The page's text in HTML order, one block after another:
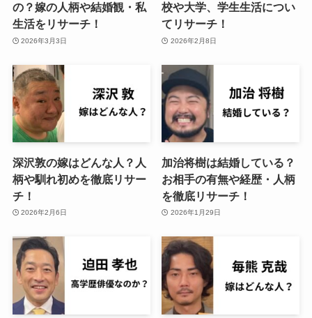
の？嫁の人柄や結婚観・私
生活をリサーチ！
2026年3月3日
校や大学、学生生活につい
てリサーチ！
2026年2月8日
深沢敦の嫁はどんな人？人
柄や馴れ初めを徹底リサー
チ！
2026年2月6日
加治将樹は結婚している？
お相手の有無や経歴・人柄
を徹底リサーチ！
2026年1月29日